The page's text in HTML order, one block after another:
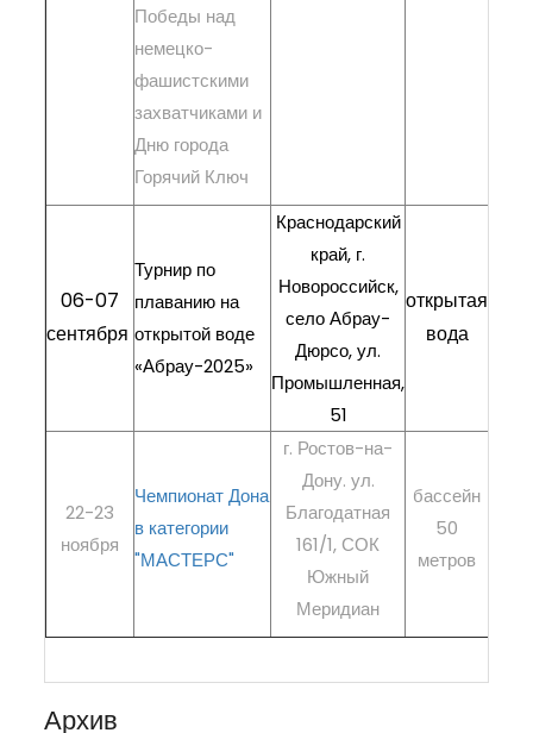
Победы над
немецко-
фашистскими
захватчиками и
Дню города
Горячий Ключ
06-07
сентября
Турнир по
плаванию на
открытой воде
«Абрау-2025»
Краснодарский
край, г.
Новороссийск,
село Абрау-
Дюрсо, ул.
Промышленная,
51
открытая
вода
22-23
ноября
Чемпионат Дона
в категории
"МАСТЕРС"
г. Ростов-на-
Дону. ул.
Благодатная
161/1, СОК
Южный
Меридиан
бассейн
50
метров
Архив